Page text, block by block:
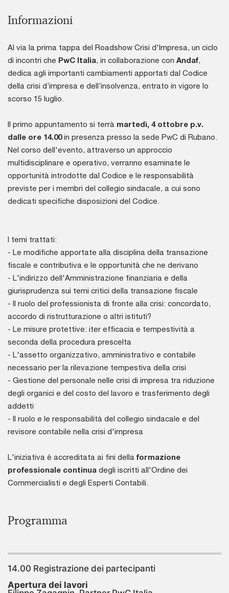
Informazioni
Al via la prima tappa del Roadshow Crisi d'Impresa, un ciclo
di incontri che PwC Italia, in collaborazione con Andaf,
dedica agli importanti cambiamenti apportati dal Codice
della crisi d’impresa e dell’insolvenza, entrato in vigore lo
scorso 15 luglio.
Il primo appuntamento si terrà martedì, 4 ottobre p.v.
dalle ore 14.00in presenza presso la sede PwC di Rubano.
Nel corso dell'evento, attraverso un approccio
multidisciplinare e operativo, verranno esaminate le
opportunità introdotte dal Codice e le responsabilità
previste per i membri del collegio sindacale, a cui sono
dedicati specifiche disposizioni del Codice.
I temi trattati:
- Le modifiche apportate alla disciplina della transazione
fiscale e contributiva e le opportunità che ne derivano
- L'indirizzo dell'Amministrazione finanziaria e della
giurisprudenza sui temi critici della transazione fiscale
- Il ruolo del professionista di fronte alla crisi: concordato,
accordo di ristrutturazione o altri istituti?
- Le misure protettive: iter efficacia e tempestività a
seconda della procedura prescelta
- L'assetto organizzativo, amministrativo e contabile
necessario per la rilevazione tempestiva della crisi
- Gestione del personale nelle crisi di impresa tra riduzione
degli organici e del costo del lavoro e trasferimento degli
addetti
- Il ruolo e le responsabilità del collegio sindacale e del
revisore contabile nella crisi d'impresa
L'iniziativa è accreditata ai fini della formazione
professionale continua degli iscritti all'Ordine dei
Commercialisti e degli Esperti Contabili.
Programma
14.00 Registrazione dei partecipanti
Apertura dei lavori